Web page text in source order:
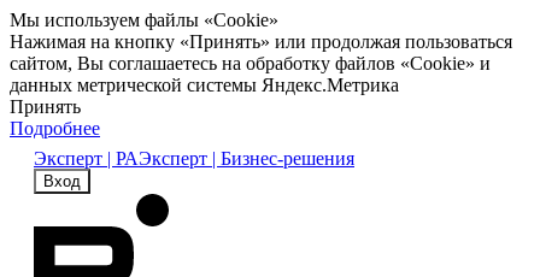
Мы используем файлы «Cookie»
Нажимая на кнопку «Принять» или продолжая пользоваться
сайтом, Вы соглашаетесь на обработку файлов «Cookie» и
данных метрической системы Яндекс.Метрика
Принять
Подробнее
Эксперт | РАЭксперт | Бизнес-решения
Вход